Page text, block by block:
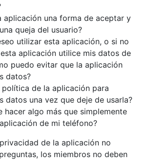
aplicación una forma de aceptar y
queja del usuario?
utilizar esta aplicación, o si no
aplicación utilice mis datos de
puedo evitar que la aplicación
datos?
política de la aplicación para
datos una vez que deje de usarla?
hacer algo más que simplemente
de mi teléfono?
de la aplicación no
los miembros no deben